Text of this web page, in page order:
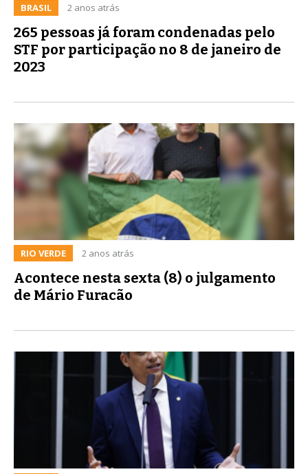
BRASIL 2 anos atrás
265 pessoas já foram condenadas pelo
STF por participação no 8 de janeiro de
2023
RIO VERDE 2 anos atrás
Acontece nesta sexta (8) o julgamento
de Mário Furacão